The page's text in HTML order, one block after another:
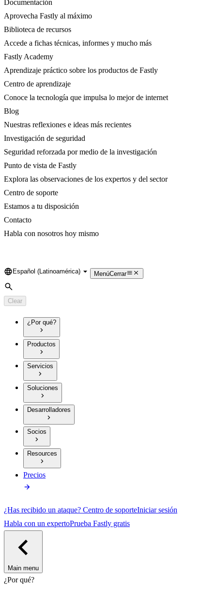
Documentación
Aprovecha Fastly al máximo
Biblioteca de recursos
Accede a fichas técnicas, informes y mucho más
Fastly Academy
Aprendizaje práctico sobre los productos de Fastly
Centro de aprendizaje
Conoce la tecnología que impulsa lo mejor de internet
Blog
Nuestras reflexiones e ideas más recientes
Investigación de seguridad
Seguridad reforzada por medio de la investigación
Punto de vista de Fastly
Explora las observaciones de los expertos y del sector
Centro de soporte
Estamos a tu disposición
Contacto
Habla con nosotros hoy mismo
Language
Español (Latinoamérica) MenúCerrar
Search
Clear
¿Por qué?
Productos
Servicios
Soluciones
Desarrolladores
Socios
Resources
Precios
¿Has recibido un ataque? Centro de soporteIniciar sesión
Habla con un expertoPrueba Fastly gratis
Main menu
¿Por qué?